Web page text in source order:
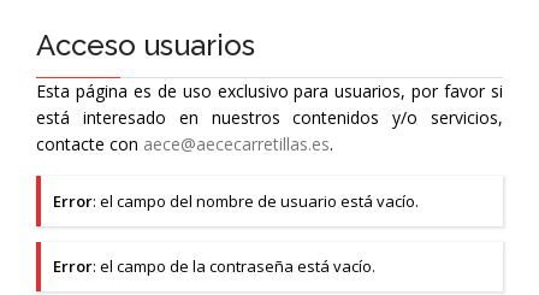
Acceso usuarios
Esta página es de uso exclusivo para usuarios, por favor si
está interesado en nuestros contenidos y/o servicios,
contacte con aece@aececarretillas.es.
Error: el campo del nombre de usuario está vacío.
Error: el campo de la contraseña está vacío.